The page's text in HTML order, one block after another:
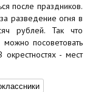
после праздников.
разведение огня в
рублей. Так что
посоветовать
- мест